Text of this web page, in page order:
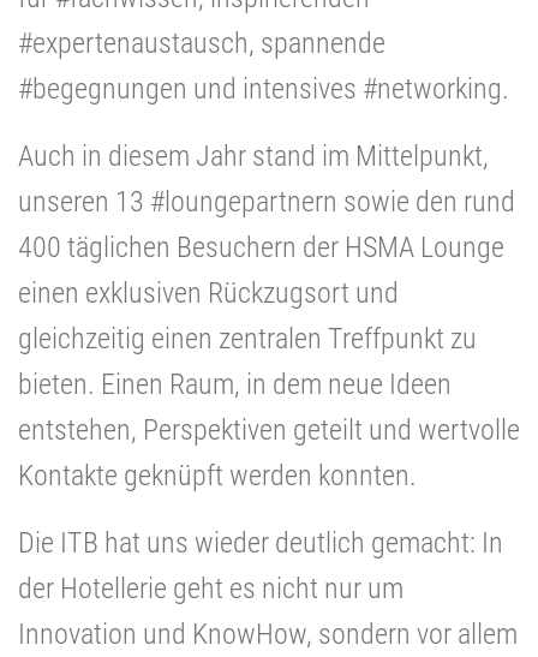
#expertenaustausch, spannende
#begegnungen und intensives #networking.
Auch in diesem Jahr stand im Mittelpunkt,
unseren 13 #loungepartnern sowie den rund
400 täglichen Besuchern der HSMA Lounge
einen exklusiven Rückzugsort und
gleichzeitig einen zentralen Treffpunkt zu
bieten. Einen Raum, in dem neue Ideen
entstehen, Perspektiven geteilt und wertvolle
Kontakte geknüpft werden konnten.
Die ITB hat uns wieder deutlich gemacht: In
der Hotellerie geht es nicht nur um
Innovation und KnowHow, sondern vor allem